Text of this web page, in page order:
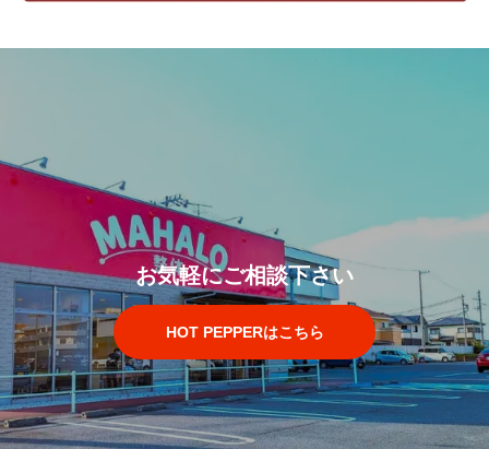
お気軽にご相談下さい
HOT PEPPERはこちら